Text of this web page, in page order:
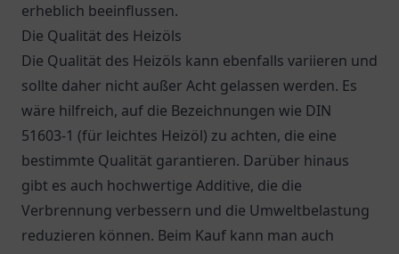
erheblich beeinflussen.
Die Qualität des Heizöls
Die Qualität des Heizöls kann ebenfalls variieren und
sollte daher nicht außer Acht gelassen werden. Es
wäre hilfreich, auf die Bezeichnungen wie DIN
51603-1 (für leichtes Heizöl) zu achten, die eine
bestimmte Qualität garantieren. Darüber hinaus
gibt es auch hochwertige Additive, die die
Verbrennung verbessern und die Umweltbelastung
reduzieren können. Beim Kauf kann man auch